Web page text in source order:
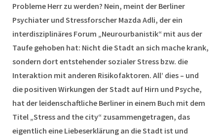
Probleme Herr zu werden? Nein, meint der Berliner
Psychiater und Stressforscher Mazda Adli, der ein
interdisziplinäres Forum „Neurourbanistik“ mit aus der
Taufe gehoben hat: Nicht die Stadt an sich mache krank,
sondern dort entstehender sozialer Stress bzw. die
Interaktion mit anderen Risikofaktoren. All’ dies – und
die positiven Wirkungen der Stadt auf Hirn und Psyche,
hat der leidenschaftliche Berliner in einem Buch mit dem
Titel „Stress and the city“ zusammengetragen, das
eigentlich eine Liebeserklärung an die Stadt ist und